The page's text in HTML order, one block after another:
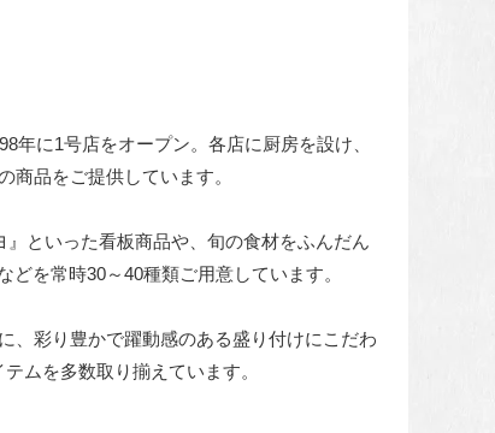
年に1号店をオープン。各店に厨房を設け、
商品をご提供しています。
』といった看板商品や、旬の食材をふんだん
どを常時30～40種類ご用意しています。
、彩り豊かで躍動感のある盛り付けにこだわ
ムを多数取り揃えています。